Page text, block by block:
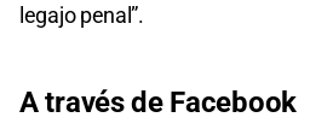
legajo penal”.
A través de Facebook